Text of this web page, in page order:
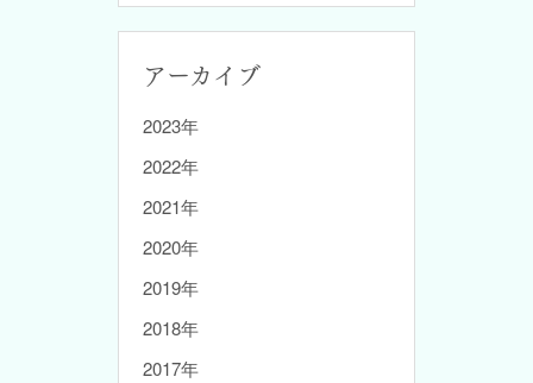
アーカイブ
2023年
2022年
2021年
2020年
2019年
2018年
2017年